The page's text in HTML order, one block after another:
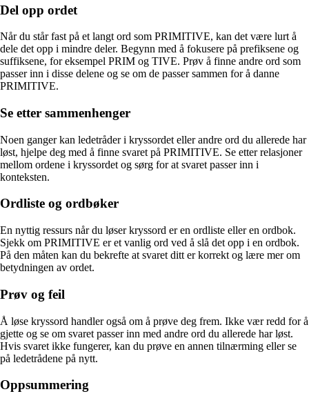
Del opp ordet
Når du står fast på et langt ord som PRIMITIVE, kan det være lurt å
dele det opp i mindre deler. Begynn med å fokusere på prefiksene og
suffiksene, for eksempel PRIM og TIVE. Prøv å finne andre ord som
passer inn i disse delene og se om de passer sammen for å danne
PRIMITIVE.
Se etter sammenhenger
Noen ganger kan ledetråder i kryssordet eller andre ord du allerede har
løst, hjelpe deg med å finne svaret på PRIMITIVE. Se etter relasjoner
mellom ordene i kryssordet og sørg for at svaret passer inn i
konteksten.
Ordliste og ordbøker
En nyttig ressurs når du løser kryssord er en ordliste eller en ordbok.
Sjekk om PRIMITIVE er et vanlig ord ved å slå det opp i en ordbok.
På den måten kan du bekrefte at svaret ditt er korrekt og lære mer om
betydningen av ordet.
Prøv og feil
Å løse kryssord handler også om å prøve deg frem. Ikke vær redd for å
gjette og se om svaret passer inn med andre ord du allerede har løst.
Hvis svaret ikke fungerer, kan du prøve en annen tilnærming eller se
på ledetrådene på nytt.
Oppsummering